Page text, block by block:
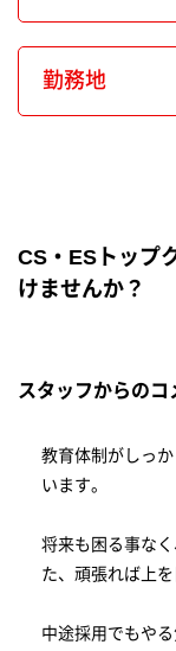
勤務地
CS・ESトップ
けませんか？
スタッフからのコ
教育体制がしっ
います。
将来も困る事な
た、頑張れば上
中途採用でもや